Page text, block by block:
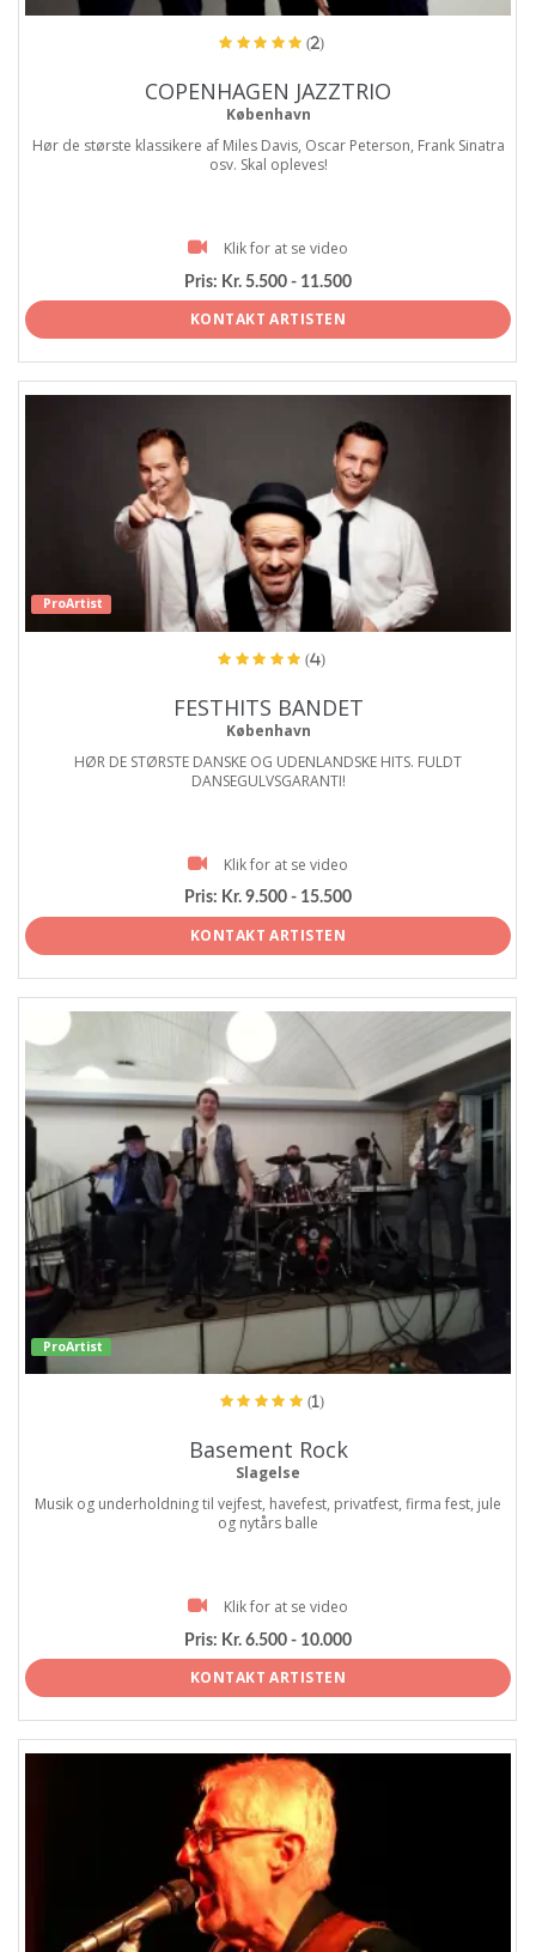
(2)
COPENHAGEN JAZZTRIO
København
Hør de største klassikere af Miles Davis, Oscar Peterson, Frank Sinatra
osv. Skal opleves!
Klik for at se video
Pris: Kr. 5.500 - 11.500
KONTAKT ARTISTEN
ProArtist
(4)
FESTHITS BANDET
København
HØR DE STØRSTE DANSKE OG UDENLANDSKE HITS. FULDT
DANSEGULVSGARANTI!
Klik for at se video
Pris: Kr. 9.500 - 15.500
KONTAKT ARTISTEN
ProArtist
(1)
Basement Rock
Slagelse
Musik og underholdning til vejfest, havefest, privatfest, firma fest, jule
og nytårs balle
Klik for at se video
Pris: Kr. 6.500 - 10.000
KONTAKT ARTISTEN